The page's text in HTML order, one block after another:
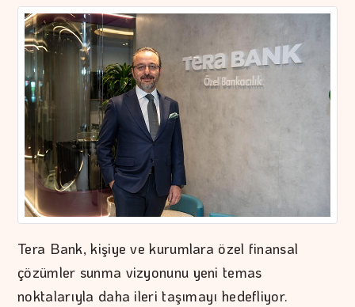
Tera Bank, kişiye ve kurumlara özel finansal
çözümler sunma vizyonunu yeni temas
noktalarıyla daha ileri taşımayı hedefliyor.